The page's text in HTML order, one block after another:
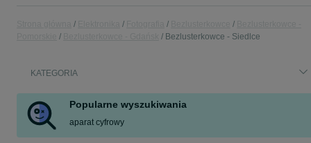
Bezlusterkowce - Siedlce
KATEGORIA
Popularne wyszukiwania
aparat cyfrowy